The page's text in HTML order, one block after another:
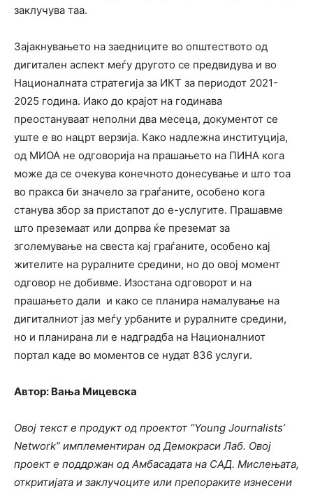
заклучува таа.
Зајакнувањето на заедниците во општеството од
дигитален аспект меѓу другото се предвидува и во
Националната стратегија за ИКТ за периодот 2021-
2025 година. Иако до крајот на годинава
преостануваат неполни два месеца, документот се
уште е во нацрт верзија. Како надлежна институција,
од МИОА не одговорија на прашањето на ПИНА кога
може да се очекува конечното донесување и што тоа
во пракса би значело за граѓаните, особено кога
станува збор за пристапот до е-услугите. Прашавме
што преземаат или допрва ќе преземат за
зголемување на свеста кај граѓаните, особено кај
жителите на руралните средини, но до овој момент
одговор не добивме. Изостана одговорот и на
прашањето дали и како се планира намалување на
дигиталниот јаз меѓу урбаните и руралните средини,
но и планирана ли е надградба на Националниот
портал каде во моментов се нудат 836 услуги.
Автор: Вања Мицевска
Овој текст е продукт од проектот “Young Journalists’
Network” имплементиран од Демокраси Лаб. Овој
проект е поддржан од Амбасадата на САД. Мислењата,
откритијата и заклучоците или препораките изнесени